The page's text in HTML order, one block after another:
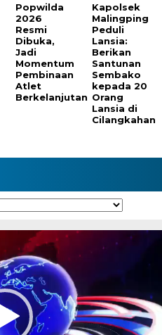
Popwilda
2026
Resmi
Dibuka,
Jadi
Momentum
Pembinaan
Atlet
Berkelanjutan
Kapolsek
Malingping
Peduli
Lansia:
Berikan
Santunan
Sembako
kepada 20
Orang
Lansia di
Cilangkahan